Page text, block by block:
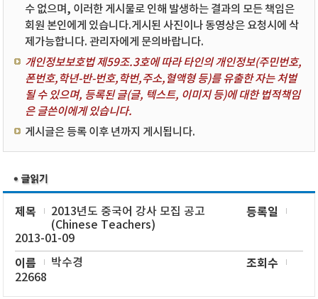
수 없으며, 이러한 게시물로 인해 발생하는 결과의 모든 책임은
회원 본인에게 있습니다.게시된 사진이나 동영상은 요청시에 삭
제가능합니다. 관리자에게 문의바랍니다.
개인정보보호법 제59조.3호에 따라 타인의 개인정보(주민번호,
폰번호,학년-반-번호,학번,주소,혈액형 등)를 유출한 자는 처벌
될 수 있으며, 등록된 글(글, 텍스트, 이미지 등)에 대한 법적책임
은 글쓴이에게 있습니다.
게시글은 등록 이후 년까지 게시됩니다.
제목
2013년도 중국어 강사 모집 공고
(Chinese Teachers)
등록일
2013-01-09
이름 박수경 조회수
22668